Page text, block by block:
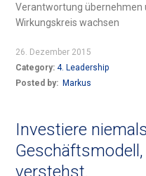
Verantwortung übernehmen
Wirkungskreis wachsen
26. Dezember 2015
Category:4. Leadership
Posted by: Markus
Investiere
verstehst.